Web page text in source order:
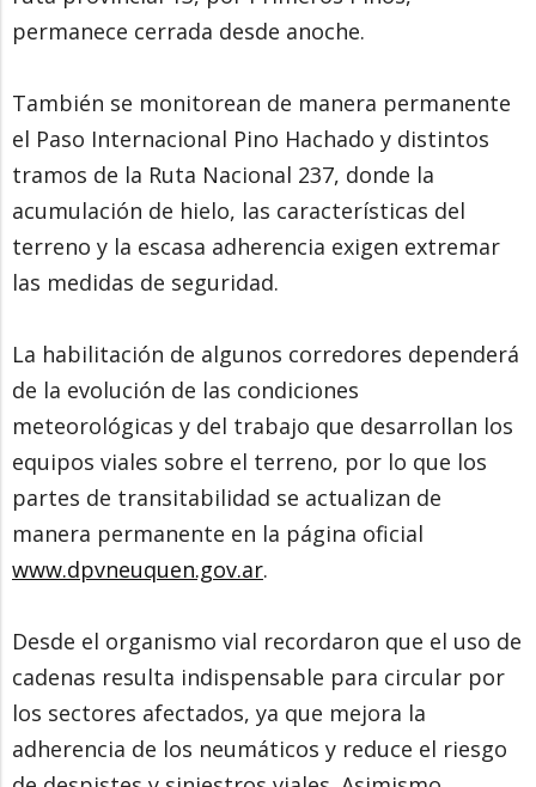
permanece cerrada desde anoche.
También se monitorean de manera permanente
el Paso Internacional Pino Hachado y distintos
tramos de la Ruta Nacional 237, donde la
acumulación de hielo, las características del
terreno y la escasa adherencia exigen extremar
las medidas de seguridad.
La habilitación de algunos corredores dependerá
de la evolución de las condiciones
meteorológicas y del trabajo que desarrollan los
equipos viales sobre el terreno, por lo que los
partes de transitabilidad se actualizan de
manera permanente en la página oficial
www.dpvneuquen.gov.ar.
Desde el organismo vial recordaron que el uso de
cadenas resulta indispensable para circular por
los sectores afectados, ya que mejora la
adherencia de los neumáticos y reduce el riesgo